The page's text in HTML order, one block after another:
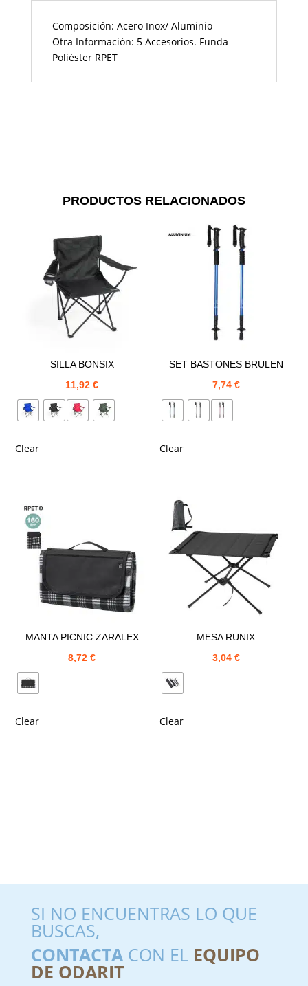
Composición: Acero Inox/ Aluminio
Otra Información: 5 Accesorios. Funda
Poliéster RPET
PRODUCTOS RELACIONADOS
SILLA BONSIX
11,92€
Clear
SET BASTONES BRULEN
7,74 €
Clear
MANTA PICNIC ZARALEX
8,72€
Clear
MESA RUNIX
3,04 €
Clear
SI NO ENCUENTRAS LO QUE
BUSCAS,
CONTACTACON EL EQUIPO
DE ODARIT